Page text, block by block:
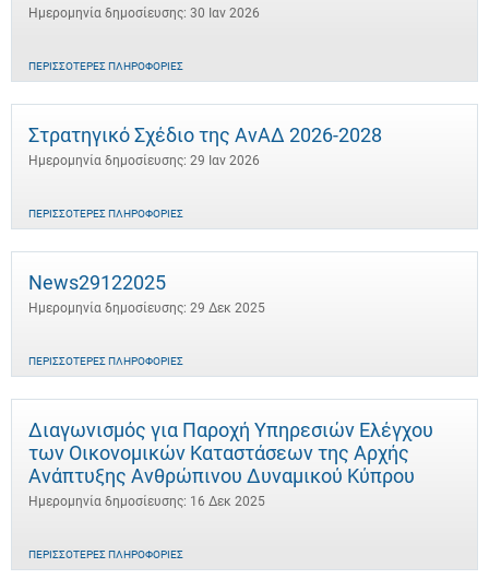
Ημερομηνία δημοσίευσης: 30 Ιαν 2026
ΠΕΡΙΣΣΌΤΕΡΕΣ ΠΛΗΡΟΦΟΡΊΕΣ
Στρατηγικό Σχέδιο της ΑνΑΔ 2026-2028
Ημερομηνία δημοσίευσης: 29 Ιαν 2026
ΠΕΡΙΣΣΌΤΕΡΕΣ ΠΛΗΡΟΦΟΡΊΕΣ
News29122025
Ημερομηνία δημοσίευσης: 29 Δεκ 2025
ΠΕΡΙΣΣΌΤΕΡΕΣ ΠΛΗΡΟΦΟΡΊΕΣ
Διαγωνισμός για Παροχή Υπηρεσιών Ελέγχου
των Οικονομικών Καταστάσεων της Αρχής
Ανάπτυξης Ανθρώπινου Δυναμικού Κύπρου
Ημερομηνία δημοσίευσης: 16 Δεκ 2025
ΠΕΡΙΣΣΌΤΕΡΕΣ ΠΛΗΡΟΦΟΡΊΕΣ